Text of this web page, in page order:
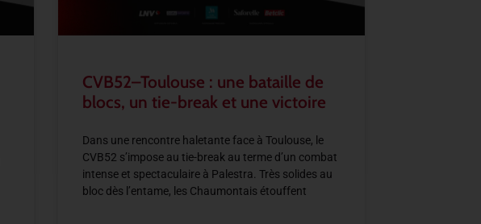
CVB52–Toulouse : une bataille de
blocs, un tie-break et une victoire
Dans une rencontre haletante face à Toulouse, le
CVB52 s’impose au tie-break au terme d’un combat
intense et spectaculaire à Palestra. Très solides au
bloc dès l’entame, les Chaumontais étouffent